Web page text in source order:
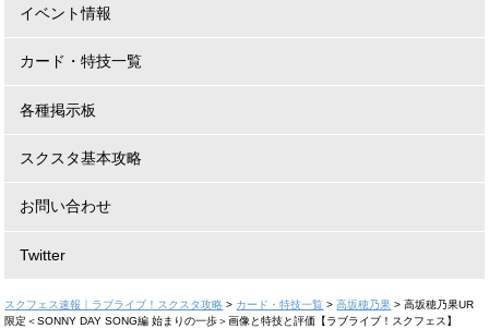
イベント情報
カード・特技一覧
各種掲示板
スクスタ基本攻略
お問い合わせ
Twitter
スクフェス速報｜ラブライブ！スクスタ攻略 > カード・特技一覧 >高坂穂乃果 >高坂穂乃果UR
限定＜SONNY DAY SONG編 始まりの一歩＞画像と特技と評価【ラブライブ！スクフェス】